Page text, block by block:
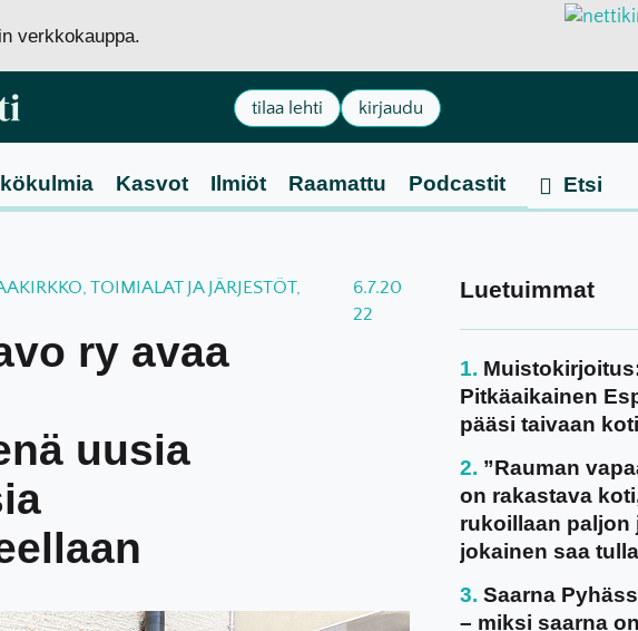
verkkokauppa.
tilaa lehti kirjaudu
Kasvot Ilmiöt Raamattu Podcastit
TOIMIALAT JA JÄRJESTÖT,
6.7.20
22
ry avaa
uusia
Luetuimmat
Pitkäaikainen
pääsi taivaan
”Rauman
on rakastava
rukoillaan paljon
jokainen saa
Saarna
– miksi saarna